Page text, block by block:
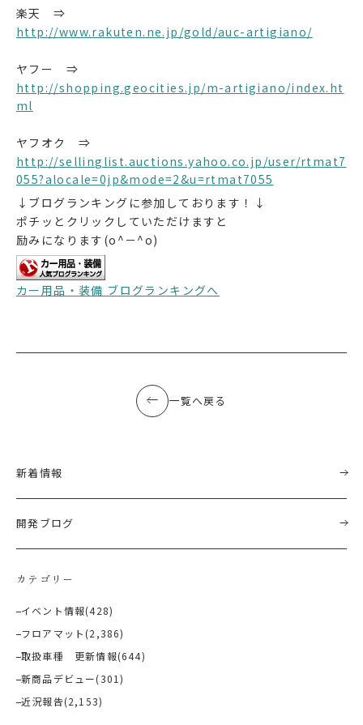
楽天 ⇒
http://www.rakuten.ne.jp/gold/auc-artigiano/
ヤフー ⇒
http://shopping.geocities.jp/m-artigiano/index.ht
ml
ヤフオク ⇒
http://sellinglist.auctions.yahoo.co.jp/user/rtmat7
055?alocale=0jp&mode=2&u=rtmat7055
↓ブログランキングに参加しております！↓
ポチッとクリックしていただけますと
励みになります(o^－^o)
カー用品・装備 ブログランキングへ
一覧へ戻る
新着情報
開発ブログ
カテゴリー
イベント情報(428)
フロアマット (2,386)
取扱車種 更新情報(644)
新商品デビュー(301)
近況報告(2,153)